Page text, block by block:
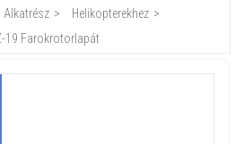
Alkatrész
Helikopterekhez
19 Farokrotorlapát